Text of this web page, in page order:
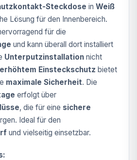
Steckdose in Weiß
Lösung für den Innenbereich.
für die
und kann überall dort installiert
Unterputzinstallation nicht
erhöhtem Einsteckschutz bietet
maximale Sicherheit. Die
erfolgt über
, die für eine sichere
Ideal für den
und vielseitig einsetzbar.